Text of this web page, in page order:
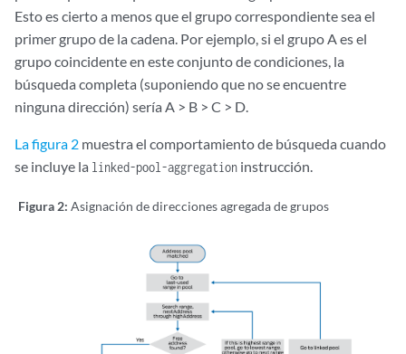
Esto es cierto a menos que el grupo correspondiente sea el
primer grupo de la cadena. Por ejemplo, si el grupo A es el
grupo coincidente en este conjunto de condiciones, la
búsqueda completa (suponiendo que no se encuentre
ninguna dirección) sería A > B > C > D.
La figura 2 muestra el comportamiento de búsqueda cuando
se incluye la linked-pool-aggregation instrucción.
Figura 2: Asignación de direcciones agregada de grupos